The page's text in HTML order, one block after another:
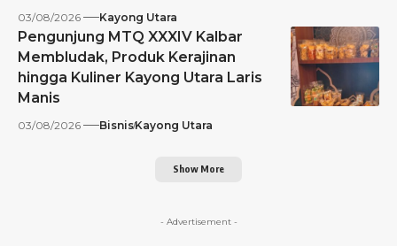
03/08/2026 Kayong Utara
Pengunjung MTQ XXXIV Kalbar
Membludak, Produk Kerajinan
hingga Kuliner Kayong Utara Laris
Manis
03/08/2026 BisnisKayong Utara
Show More
- Advertisement -